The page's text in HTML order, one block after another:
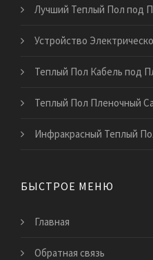
Лучший Теплый Пол под
Устройство
Теплый Пол Кабель под
Теплый Пол Пленочный
Инфракрасный Теплый
БЫСТРОЕ МЕНЮ
Главная
Обратная связь